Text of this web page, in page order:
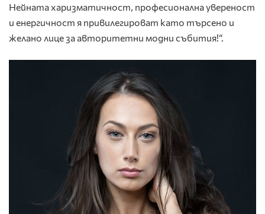
Нейната харизматичност, професионална увереност
и енергичност я привилегироват като търсено и
желано лице за авторитетни модни събития!“.